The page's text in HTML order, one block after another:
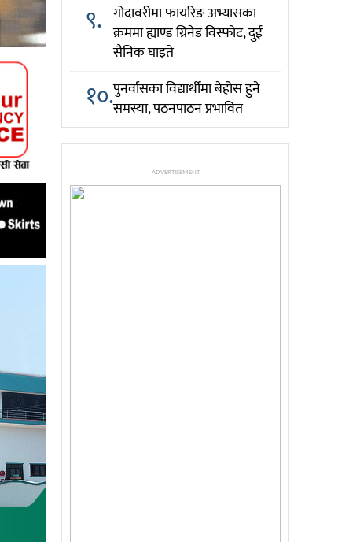
९. गोदावरीमा फायरिङ अभ्यासका
क्रममा ह्याण्ड ग्रिनेड विस्फोट, दुई
सैनिक घाइते
१०.पुनर्वासका विद्यार्थीमा बेहोस हुने
समस्या, पठनपाठन प्रभावित
ADVERTISEMENT